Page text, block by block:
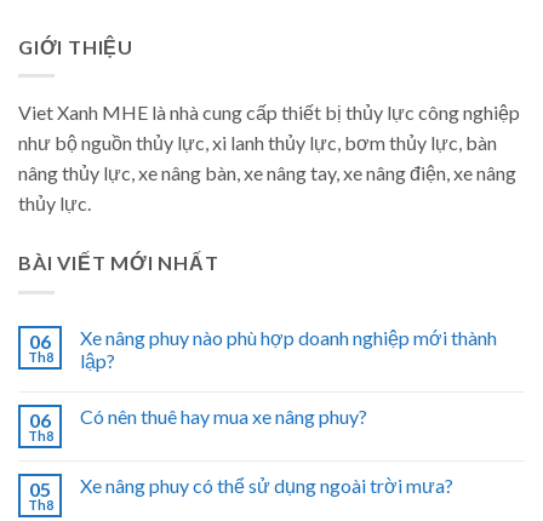
GIỚI THIỆU
Viet Xanh MHE là nhà cung cấp thiết bị thủy lực công nghiệp
như bộ nguồn thủy lực, xi lanh thủy lực, bơm thủy lực, bàn
nâng thủy lực, xe nâng bàn, xe nâng tay, xe nâng điện, xe nâng
thủy lực.
BÀI VIẾT MỚI NHẤT
06
Th8
Xe nâng phuy nào phù hợp doanh nghiệp mới thành
lập?
06
Th8
Có nên thuê hay mua xe nâng phuy?
05
Th8
Xe nâng phuy có thể sử dụng ngoài trời mưa?